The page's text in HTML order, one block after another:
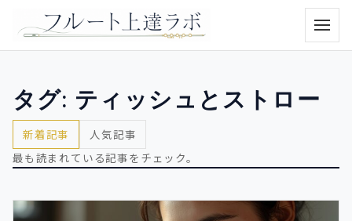
メニ
タグ: ティッシュとストロー
新着記事
人気記事
最も読まれている記事をチェック。